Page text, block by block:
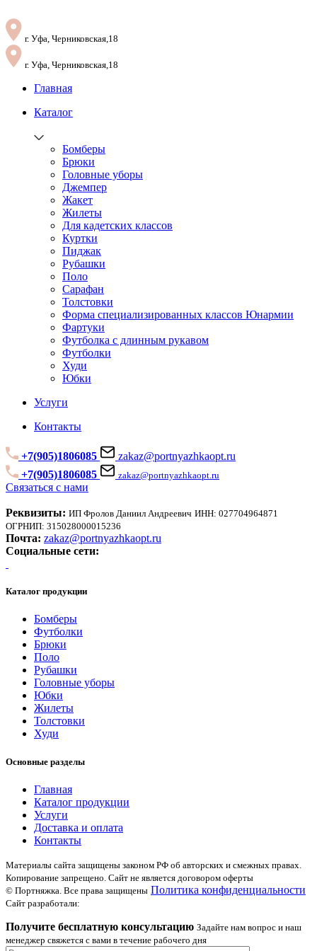
г. Уфа, Черниковская,18
г. Уфа, Черниковская,18
Главная
Каталог
Бомберы
Брюки
Головные уборы
Джемпер
Жакет
Жилеты
Для кадетских классов
Куртки
Пиджак
Рубашки
Поло
Сарафан
Толстовки
Форма специализированных классов Юнармии
Фартуки
Футболка с длинным рукавом
Футболки
Худи
Юбки
Услуги
Контакты
+7(905)1806085
zakaz@portnyazhkaopt.ru
+7(905)1806085
zakaz@portnyazhkaopt.ru
Связаться с нами
Реквизиты: ИП Фролов Даниил Андреевич ИНН: 027704964871
ОГРНИП: 315028000015236
Почта: zakaz@portnyazhkaopt.ru
Социальные сети:
Каталог продукции
Бомберы
Футболки
Брюки
Поло
Рубашки
Головные уборы
Юбки
Жилеты
Толстовки
Худи
Основные разделы
Главная
Каталог продукции
Услуги
Доставка и оплата
Контакты
Материалы сайта защищены законом РФ об авторских и смежных правах.
Копирование запрещено. Сайт не является договором оферты
© Портняжка. Все права защищены Политика конфиденциальности
Сайт разработали:
Получите бесплатную консультацию Задайте нам вопрос и наш
менеджер свяжется с вами в течение рабочего дня